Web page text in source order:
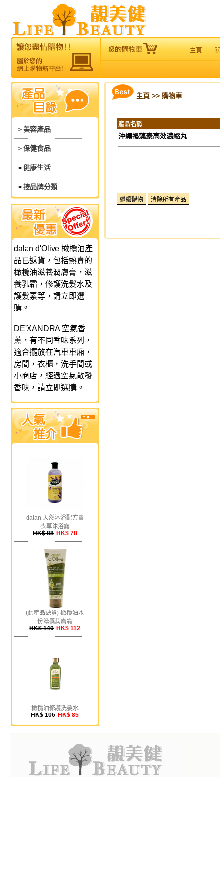
主頁│
> 美容產品
> 保健食品
> 健康生活
> 按品牌分類
dalan d'Olive 橄欖油產
品已返貨，包括熱賣的
橄欖油滋養潤膚膏，滋
養乳霜，修護洗髮水及
護髮素等，請立即選
購。
DE'XANDRA 空氣香
薰，有不同香味系列，
適合擺放在汽車車廂，
房間，衣櫃，洗手間或
小商店，經過空氣散發
香味，請立即選購。
dalan 天然沐浴配方薰
衣草沐浴露
HK$ 88 HK$ 78
(此產品缺貨) 橄欖油水
份滋養潤膚霜
HK$ 140 HK$ 112
橄欖油修護洗髮水
HK$ 106 HK$ 85
主頁 >> 購物車
產品名稱
沖繩褐藻素高效濃縮丸